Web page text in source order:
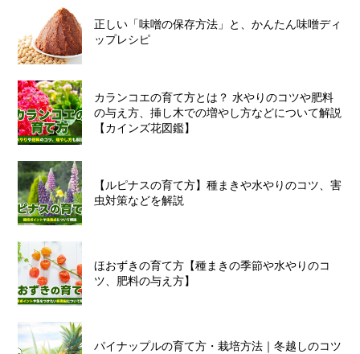
正しい「味噌の保存方法」と、かんたん味噌ディ
ップレシピ
カランコエの育て方とは？ 水やりのコツや肥料
の与え方、挿し木での増やし方などについて解説
【カインズ花図鑑】
【ルピナスの育て方】種まきや水やりのコツ、害
虫対策などを解説
ほおずきの育て方【種まきの季節や水やりのコ
ツ、肥料の与え方】
パイナップルの育て方・栽培方法｜冬越しのコツ